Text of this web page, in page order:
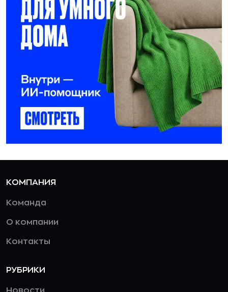
КОМПАНИЯ
Команда
О компании
Контакты
РУБРИКИ
Новости